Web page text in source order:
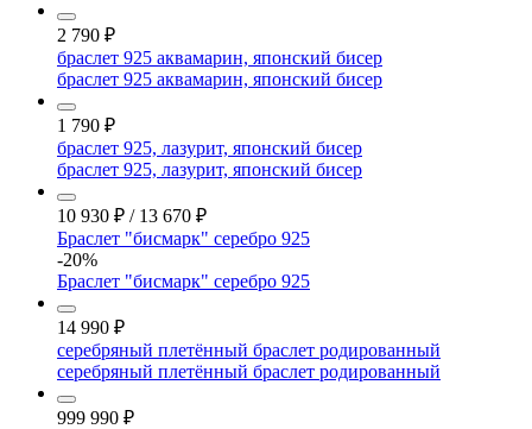
2 790 ₽
браслет 925 аквамарин, японский бисер
браслет 925 аквамарин, японский бисер
1 790 ₽
браслет 925, лазурит, японский бисер
браслет 925, лазурит, японский бисер
10 930 ₽ / 13 670 ₽
Браслет "бисмарк" серебро 925
-20%
Браслет "бисмарк" серебро 925
14 990 ₽
серебряный плетённый браслет родированный
серебряный плетённый браслет родированный
999 990 ₽